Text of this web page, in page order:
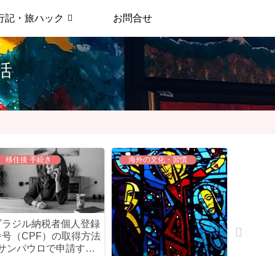
活
記・旅ハック お問合せ
移住後 手続き
ジル納税者個人登録
号（CPF）の取得方法
ンパウロで申請する
海外の文化・習慣
Д`) 永住